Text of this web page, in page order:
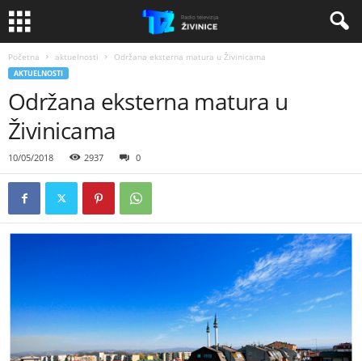
Početna aktuelnosti Održana eksterna matura u Živinicama
AKTUELNOSTI
Održana eksterna matura u
Živinicama
10/05/2018 2937 0